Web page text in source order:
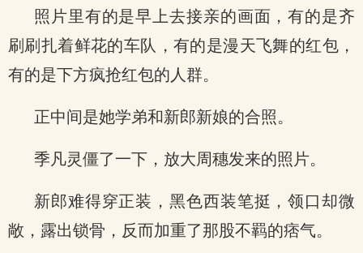
照片里有的是早上去接亲的画面，有的是齐
刷刷扎着鲜花的车队，有的是漫天飞舞的红包，
有的是下方疯抢红包的人群。
正中间是她学弟和新郎新娘的合照。
季凡灵僵了一下，放大周穗发来的照片。
新郎难得穿正装，黑色西装笔挺，领口却微
敞，露出锁骨，反而加重了那股不羁的痞气。